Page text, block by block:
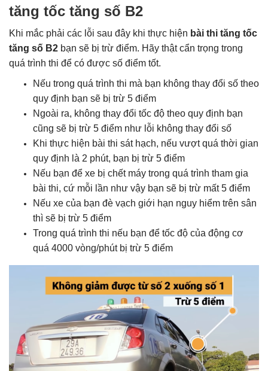
tăng tốc tăng số B2
Khi mắc phải các lỗi sau đây khi thực hiện bài thi tăng tốc
tăng số B2 bạn sẽ bị trừ điểm. Hãy thật cẩn trọng trong
quá trình thi để có được số điểm tốt.
Nếu trong quá trình thi mà bạn không thay đổi số theo
quy định bạn sẽ bị trừ 5 điểm
Ngoài ra, không thay đổi tốc độ theo quy định bạn
cũng sẽ bị trừ 5 điểm như lỗi không thay đổi số
Khi thực hiện bài thi sát hạch, nếu vượt quá thời gian
quy định là 2 phút, bạn bị trừ 5 điểm
Nếu bạn để xe bị chết máy trong quá trình tham gia
bài thi, cứ mỗi lần như vậy bạn sẽ bị trừ mất 5 điểm
Nếu xe của bạn đè vạch giới hạn nguy hiểm trên sân
thì sẽ bị trừ 5 điểm
Trong quá trình thi nếu bạn để tốc độ của động cơ
quá 4000 vòng/phút bị trừ 5 điểm